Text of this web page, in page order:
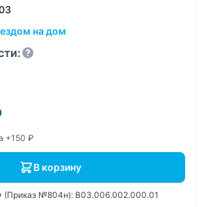
на дом
+150 ₽
В корзину
(Приказ №804н): B03.006.002.000.01